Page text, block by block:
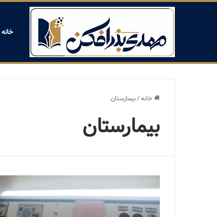
خانه
خانه/بیمارستان
بیمارستان